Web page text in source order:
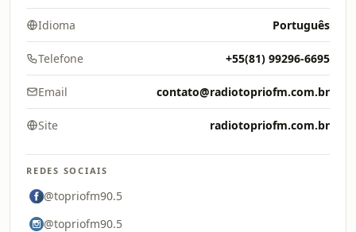
Idioma Português
Telefone +55(81) 99296-6695
Email contato@radiotopriofm.com.br
Site radiotopriofm.com.br
REDES SOCIAIS
@topriofm90.5
@topriofm90.5